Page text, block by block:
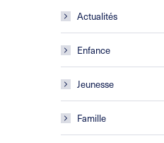
Actualités
Enfance
Jeunesse
Famille